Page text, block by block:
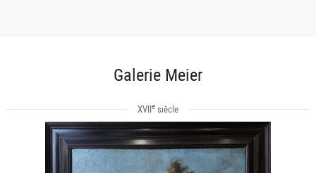
Galerie Meier
XVIIesiècle